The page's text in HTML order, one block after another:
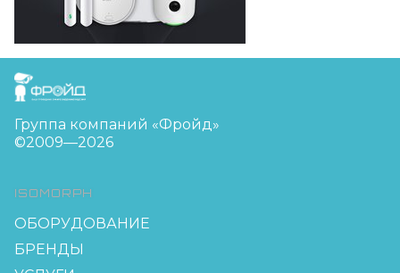
FreudGroup
Группа компаний «Фройд»
©2009—2026
ISOMORPH
ОБОРУДОВАНИЕ
БРЕНДЫ